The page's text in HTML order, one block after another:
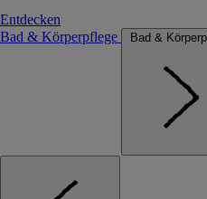
Entdecken
Bad & Körperpflege
Bad &